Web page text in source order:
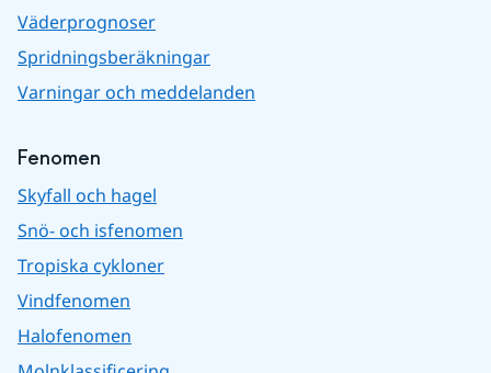
Väderprognoser
Spridningsberäkningar
Varningar och meddelanden
Fenomen
Skyfall och hagel
Snö- och isfenomen
Tropiska cykloner
Vindfenomen
Halofenomen